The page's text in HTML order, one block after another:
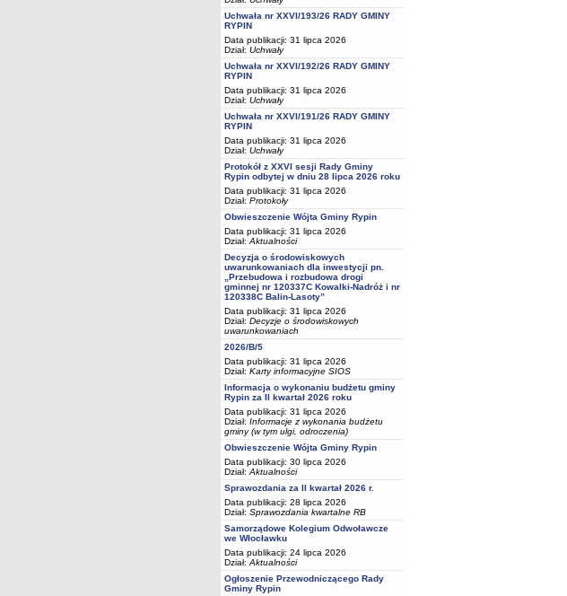
Uchwała nr XXVI/193/26 RADY GMINY
RYPIN
Data publikacji: 31 lipca 2026
Dział: Uchwały
Uchwała nr XXVI/192/26 RADY GMINY
RYPIN
Data publikacji: 31 lipca 2026
Dział: Uchwały
Uchwała nr XXVI/191/26 RADY GMINY
RYPIN
Data publikacji: 31 lipca 2026
Dział: Uchwały
Protokół z XXVI sesji Rady Gminy
Rypin odbytej w dniu 28 lipca 2026 roku
Data publikacji: 31 lipca 2026
Dział: Protokoły
Obwieszczenie Wójta Gminy Rypin
Data publikacji: 31 lipca 2026
Dział: Aktualności
Decyzja o środowiskowych
uwarunkowaniach dla inwestycji pn.
„Przebudowa i rozbudowa drogi
gminnej nr 120337C Kowalki-Nadróż i nr
120338C Balin-Lasoty”
Data publikacji: 31 lipca 2026
Dział: Decyzje o środowiskowych
uwarunkowaniach
2026/B/5
Data publikacji: 31 lipca 2026
Dział: Karty informacyjne SIOS
Informacja o wykonaniu budżetu gminy
Rypin za II kwartał 2026 roku
Data publikacji: 31 lipca 2026
Dział: Informacje z wykonania budżetu
gminy (w tym ulgi, odroczenia)
Obwieszczenie Wójta Gminy Rypin
Data publikacji: 30 lipca 2026
Dział: Aktualności
Sprawozdania za II kwartał 2026 r.
Data publikacji: 28 lipca 2026
Dział: Sprawozdania kwartalne RB
Samorządowe Kolegium Odwoławcze
we Włocławku
Data publikacji: 24 lipca 2026
Dział: Aktualności
Ogłoszenie Przewodniczącego Rady
Gminy Rypin